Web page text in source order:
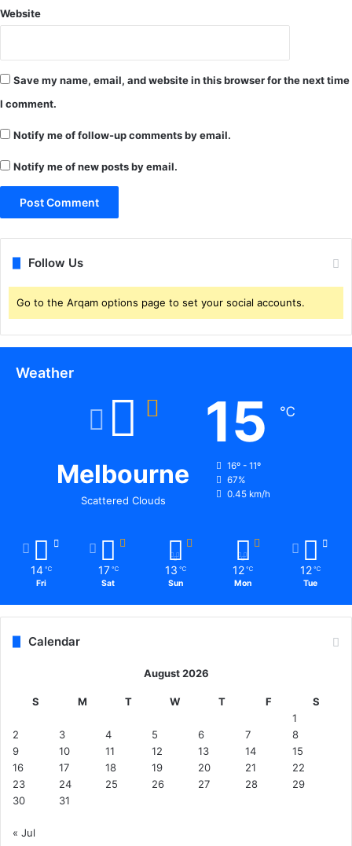
म
के
थ
कि
गि
फ्ता
Website
Save my name, email, and website in this browser for the next time
I comment.
Notify me of follow-up comments by email.
Notify me of new posts by email.
Follow Us
Go to the Arqam options page to set your social accounts.
Weather
Melbourne
Scattered Clouds
15 ℃
16º - 11º
67%
0.45 km/h
14 ℃
Fri
17 ℃
Sat
13 ℃
Sun
12 ℃
Mon
12 ℃
Tue
Calendar
August 2026
S M T W T F
S
1
2
3 4 5 6 7
8
9
10 11 12 13 14
15
16
17 18 19 20 21
22
23
24 25 26 27 28
29
30
31
« Jul